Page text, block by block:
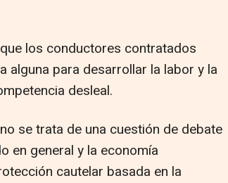
los conductores contratados
alguna para desarrollar la labor y la
desleal.
se trata de una cuestión de debate
en general y la economía
cautelar basada en la